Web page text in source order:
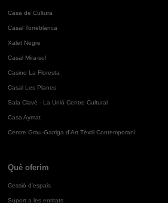
Casa de Cultura
Casal Torreblanca
Xalet Negre
Casal Mira-sol
Casino La Floresta
Casal Les Planes
Sala Clavé - La Unió Centre Cultural
Casa Aymat
Centre Grau-Garriga d'Art Tèxtil Contemporani
Què oferim
Cessió d'espais
Suport a les entitats